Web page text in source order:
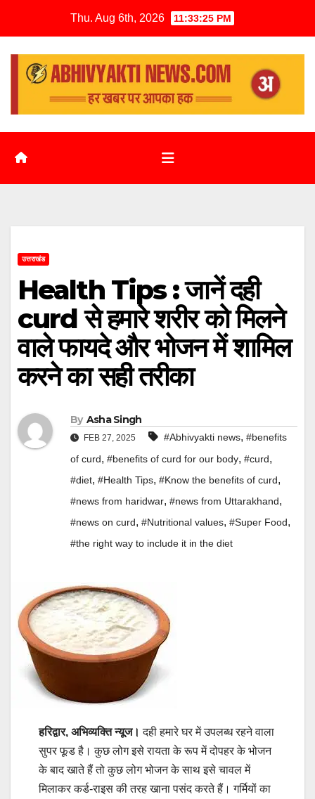
Thu. Aug 6th, 2026 11:33:26 PM
उत्तराखंड
Health Tips : जानें दही
curd से हमारे शरीर को मिलने
वाले फायदे और भोजन में शामिल
करने का सही तरीका
By Asha Singh
FEB 27, 2025 #Abhivyakti news, #benefits
of curd, #benefits of curd for our body, #curd,
#diet, #Health Tips, #Know the benefits of curd,
#news from haridwar, #news from Uttarakhand,
#news on curd, #Nutritional values, #Super Food,
#the right way to include it in the diet
हरिद्वार, अभिव्यक्ति न्यूज। दही हमारे घर में उपलब्ध रहने वाला
सुपर फूड है। कुछ लोग इसे रायता के रूप में दोपहर के भोजन
के बाद खाते हैं तो कुछ लोग भोजन के साथ इसे चावल में
मिलाकर कर्ड-राइस की तरह खाना पसंद करते हैं। गर्मियों का